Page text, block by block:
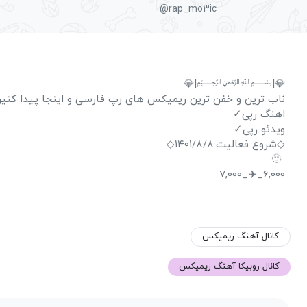
@rap_mo3ic
💎|﷽|💎
ناب ترین و خفن ترین ریمیکس های رپ فارسی و اینجا پیدا
اهنگ رپی✓
ویدئو رپی✓
◇شروع فعالیت:۱۴۰۱/۸/۸◇
6,000_✈️_7,000
کانال آهنگ ریمیکس
کانال روبیکا آهنگ ریمیکس